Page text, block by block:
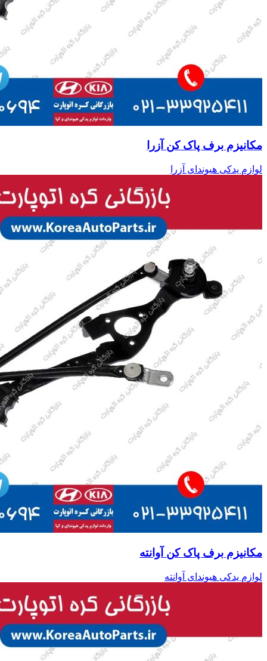
مکانیزم برف پاک کن آزرا
لوازم یدکی هیوندای آزرا
مکانیزم برف پاک کن آوانته
لوازم یدکی هیوندای آوانته